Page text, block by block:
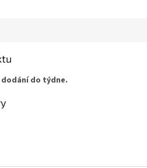
do týdne.